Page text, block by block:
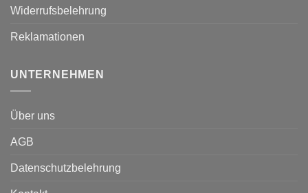
Widerrufsbelehrung
Reklamationen
UNTERNEHMEN
Über uns
AGB
Datenschutzbelehrung